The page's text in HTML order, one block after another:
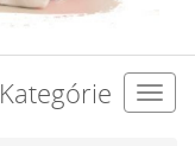
Kategórie